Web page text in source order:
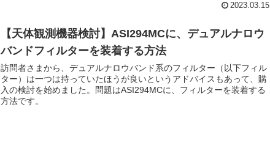
2023.03.15
【天体観測機器検討】ASI294MCに、デュアルナロウ
バンドフィルターを装着する方法
訪問者さまから、デュアルナロウバンド系のフィルター（以下フィル
ター）は一つは持っていたほうが良いというアドバイスもあって、購
入の検討を始めました。問題はASI294MCに、フィルターを装着する
方法です。